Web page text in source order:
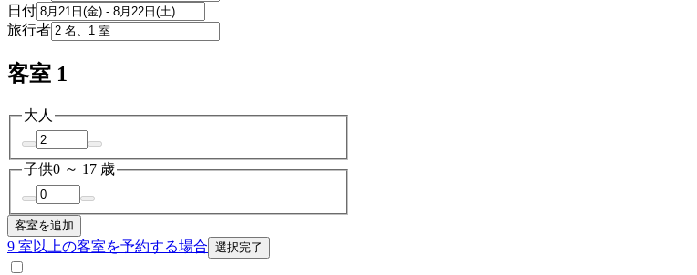
日付
旅行者
客室 1
大人
子供0 ～ 17 歳
客室を追加
9 室以上の客室を予約する場合 選択完了